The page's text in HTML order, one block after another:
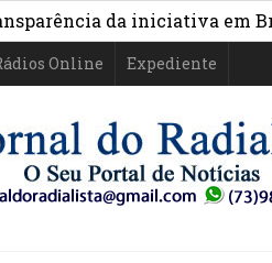
da iniciativa em Brasília
Online Expediente